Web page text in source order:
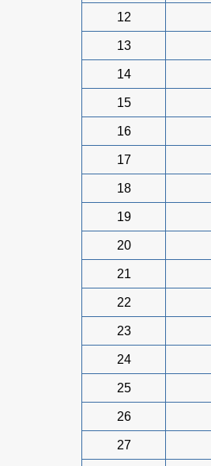
12
13
14
15
16
17
18
19
20
21
22
23
24
25
26
27